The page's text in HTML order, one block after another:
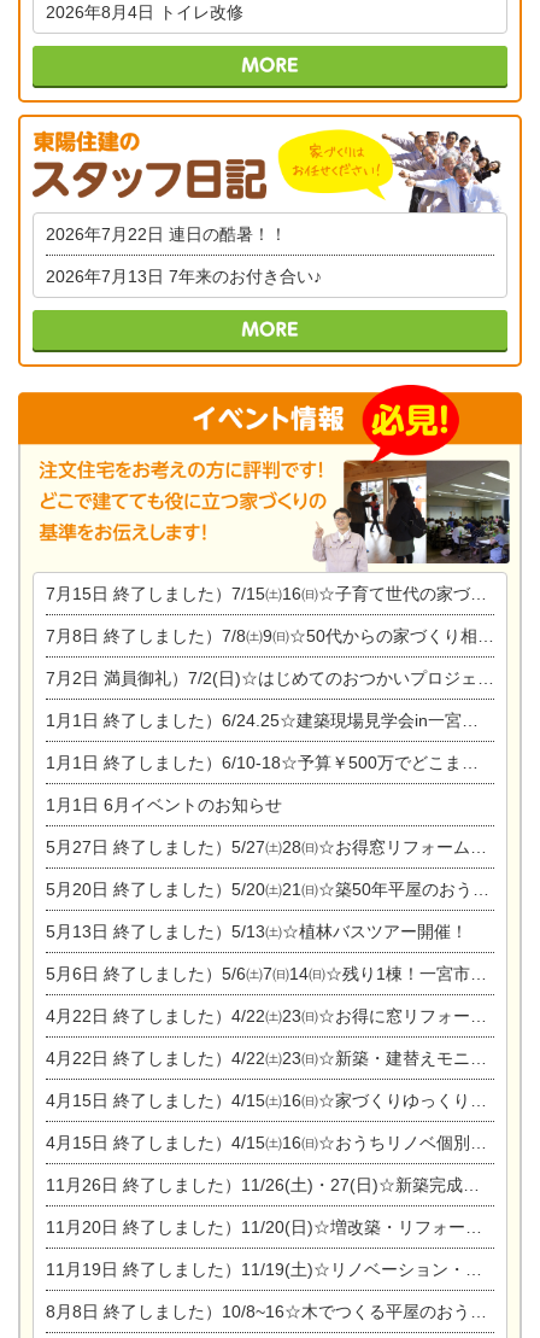
2026年8月4日 トイレ改修
2026年7月22日 連日の酷暑！！
2026年7月13日 7年来のお付き合い♪
7月15日 終了しました）7/15㈯16㈰☆子育て世代の家づくり相談会
7月8日 終了しました）7/8㈯9㈰☆50代からの家づくり相談会
7月2日 満員御礼）7/2(日)☆はじめてのおつかいプロジェクト
1月1日 終了しました）6/24.25☆建築現場見学会in一宮市木曽川町
1月1日 終了しました）6/10-18☆予算￥500万でどこまでできるの？リフォーム相談会
1月1日 6月イベントのお知らせ
5月27日 終了しました）5/27㈯28㈰☆お得窓リフォーム個別相談会
5月20日 終了しました）5/20㈯21㈰☆築50年平屋のおうちリノベーション完成見学会
5月13日 終了しました）5/13㈯☆植林バスツアー開催！
5月6日 終了しました）5/6㈯7㈰14㈰☆残り1棟！一宮市限定モニター募集相談会(新築・建替え)
4月22日 終了しました）4/22㈯23㈰☆お得に窓リフォーム個別相談会
4月22日 終了しました）4/22㈯23㈰☆新築・建替えモニター募集個別相談会
4月15日 終了しました）4/15㈯16㈰☆家づくりゆっくりじっくり個別相談会
4月15日 終了しました）4/15㈯16㈰☆おうちリノベ個別相談会
11月26日 終了しました）11/26(土)・27(日)☆新築完成見学会 in一宮市あずら
11月20日 終了しました）11/20(日)☆増改築・リフォームまつり＆秋の味覚まつり＆芸術祭
11月19日 終了しました）11/19(土)☆リノベーション・家の修理まつり＆増改築・リフォームまつりin扶桑ゴルフ
8月8日 終了しました）10/8~16☆木でつくる平屋のおうちのつくり方【完全予約制】